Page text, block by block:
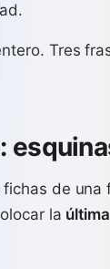
Tres
de una
la última